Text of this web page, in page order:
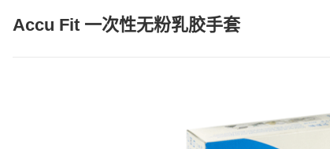
Accu Fit 一次性无粉乳胶手套